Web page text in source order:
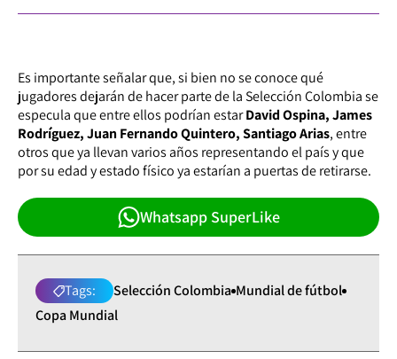
Es importante señalar que, si bien no se conoce qué
jugadores dejarán de hacer parte de la Selección Colombia se
especula que entre ellos podrían estarDavid Ospina, James
Rodríguez, Juan Fernando Quintero, Santiago Arias, entre
otros que ya llevan varios años representando el país y que
por su edad y estado físico ya estarían a puertas de retirarse.
Whatsapp SuperLike
Tags: Selección Colombia Mundial de fútbol
Copa Mundial